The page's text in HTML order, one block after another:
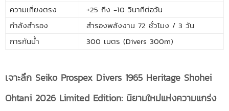
ความเที่ยงตรง
+25 ถึง -10 วินาทีต่อวัน
กำลังสำรอง
สำรองพลังงาน 72 ชั่วโมง / 3 วัน
การกันน้ำ
300 เมตร (Divers 300m)
เจาะลึก Seiko Prospex Divers 1965 Heritage Shohei
Ohtani 2026 Limited Edition: นิยามใหม่แห่งความแกร่ง